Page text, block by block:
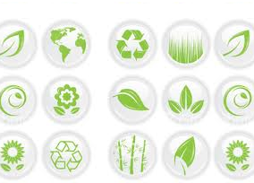
14
–
真
正
的
健
康
乃
是